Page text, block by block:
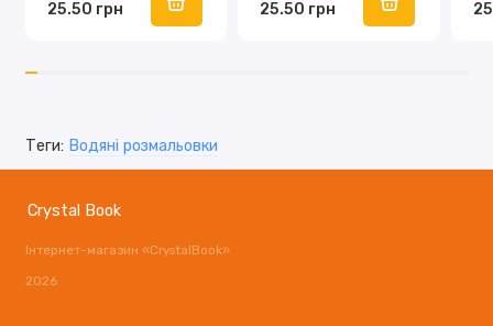
25.50 грн 25.50 грн
Теги: Водяні розмальовки
Crystal Book
Інтернет-магазин «CrystalBook»
2026